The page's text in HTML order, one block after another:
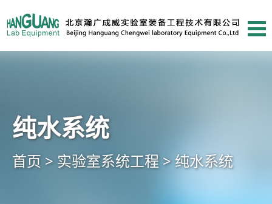
纯水系统
首页 > 实验室系统工程 > 纯水系统